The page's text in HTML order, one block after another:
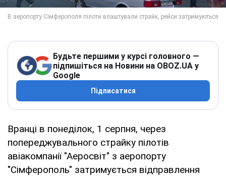
Будьте першими у курсі головного —
підпишіться на Новини на OBOZ.UA у
Google
Підписатися
Вранці в понеділок, 1 серпня, через
попереджувального страйку пілотів
авіакомпанії "Аеросвіт" з аеропорту
"Сімферополь" затримується відправлення